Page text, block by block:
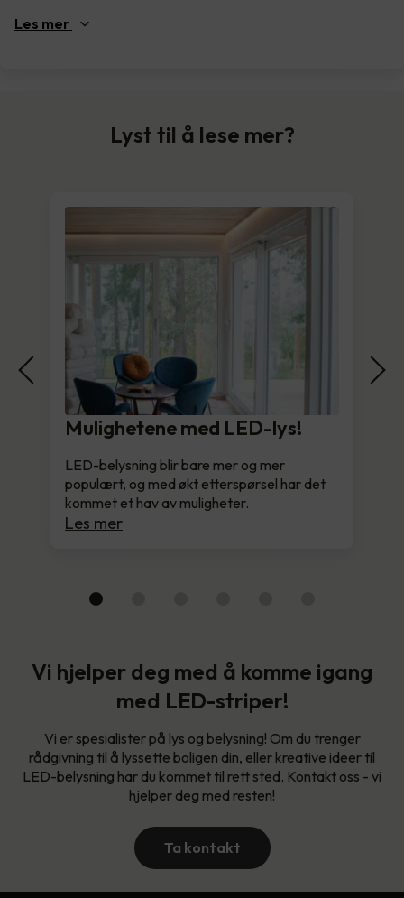
Les mer
Lyst til å lese mer?
Mulighetene med LED-lys!
LED-belysning blir bare mer og mer
populært, og med økt etterspørsel har det
kommet et hav av muligheter.
Les mer
Vi hjelper deg med å komme igang
med LED-striper!
Vi er spesialister på lys og belysning! Om du trenger
rådgivning til å lyssette boligen din, eller kreative ideer til
LED-belysning har du kommet til rett sted. Kontakt oss - vi
hjelper deg med resten!
Ta kontakt